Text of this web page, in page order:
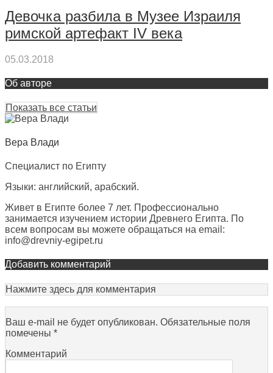
Девочка разбила в Музее Израиля
римской артефакт IV века
05.03.2018
Об авторе
Показать все статьи
Вера Влади
Специалист по Египту
Языки: английский, арабский.
Живет в Египте более 7 лет. Профессионально
занимается изучением истории Древнего Египта. По
всем вопросам вы можете обращаться на email:
info@drevniy-egipet.ru
Добавить комментарий
Нажмите здесь для комментария
Ваш e-mail не будет опубликован. Обязательные поля
помечены *
Комментарий